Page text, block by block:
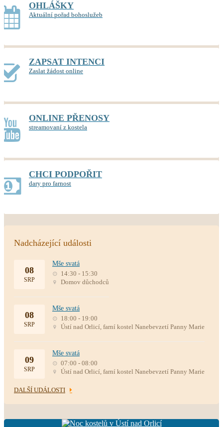
OHLÁŠKY
Aktuální pořad bohoslužeb
ZAPSAT INTENCI
Zaslat žádost online
ONLINE PŘENOSY
streamovaní z kostela
CHCI PODPOŘIT
dary pro farnost
Nadcházející události
08
SRP
Mše svatá
14:30 - 15:30
Domov důchodců
08
SRP
Mše svatá
18:00 - 19:00
Ústí nad Orlicí, farní kostel Nanebevzetí Panny Marie
09
SRP
Mše svatá
07:00 - 08:00
Ústí nad Orlicí, farní kostel Nanebevzetí Panny Marie
DALŠÍ UDÁLOSTI